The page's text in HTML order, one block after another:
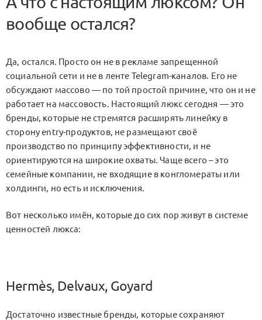
вообще остался?
Да, остался. Просто он не в рекламе запрещенной
социальной сети и не в ленте Telegram-каналов. Его не
обсуждают массово — по той простой причине, что он и не
работает на массовость. Настоящий люкс сегодня — это
бренды, которые не стремятся расширять линейку в
сторону entry-продуктов, не размещают своё
производство по принципу эффективности, и не
ориентируются на широкие охваты. Чаще всего – это
семейные компании, не входящие в конгломераты или
холдинги, но есть и исключения.
Вот несколько имён, которые до сих пор живут в системе
ценностей люкса:
Hermès, Delvaux, Goyard
Достаточно известные бренды, которые сохраняют